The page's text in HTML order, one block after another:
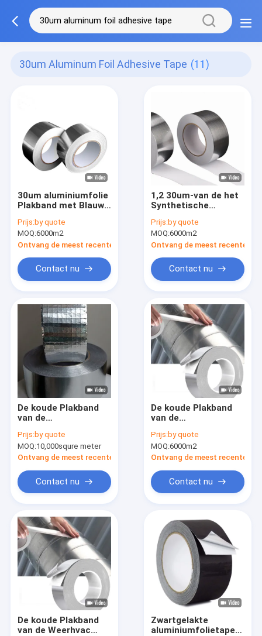
30um Aluminum Foil Adhesive Tape (11)
30um aluminiumfolie
Plakband met Blauwe
Toetredende en
Verzegelende
Kanalisatie van HVAC
Prijs:by quote
MOQ:6000m2
Ontvang de meest recente Prijs
Contact nu
1,2 30um-van de het
Synthetische
de Aluminiumfolie
Plakband
Prijs:by quote
MOQ:6000m2
Ontvang de meest recente
Contact nu
De koude Plakband
van de
zonder Voering
Prijs:by quote
MOQ:10,000squre meter
Ontvang de meest recente Prijs
Contact nu
De koude Plakband
van de
Prijs:by quote
MOQ:6000m2
Ontvang de meest recente
Contact nu
De koude Plakband
van de Weerhvac
Zwartgelakte
aluminiumfolietape